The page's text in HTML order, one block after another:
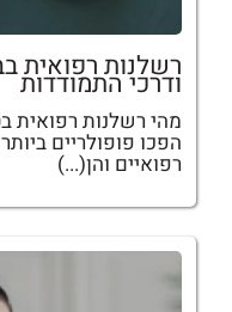
רשלנות רפואית
ודרכי התמודדות
מהי רשלנות רפואית
הפכו פופולריים
רפואיים והן(...)